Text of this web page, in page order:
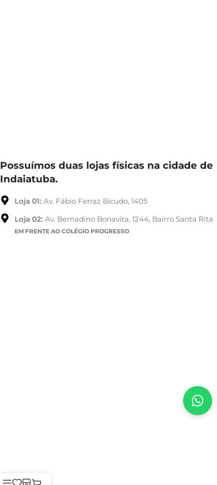
Possuímos duas lojas físicas na cidade de
Indaiatuba.
Loja 01: Av. Fábio Ferraz Bicudo, 1405
Loja 02: Av. Bernadino Bonavita, 1244, Bairro Santa Rita
EM FRENTE AO COLÉGIO PROGRESSO